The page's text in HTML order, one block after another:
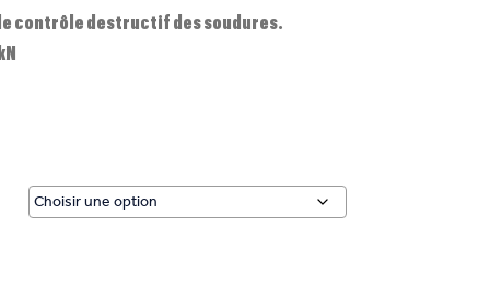
contrôle destructif des soudures.